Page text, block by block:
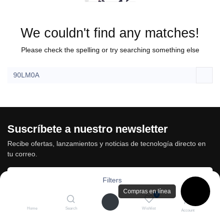
Filters
Home Search
0
Wishlist Account
We couldn't find any matches!
Please check the spelling or try searching something else
Suscríbete a nuestro newsletter
Recibe ofertas, lanzamientos y noticias de tecnología directo en
tu correo.
Suscribirme
Compras en línea